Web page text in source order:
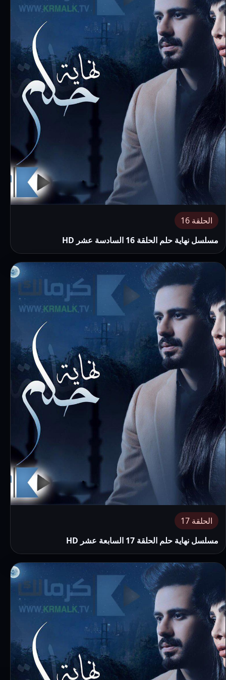
الحلقة 16
مسلسل نهاية حلم الحلقة 16 السادسة عشر HD
الحلقة 17
مسلسل نهاية حلم الحلقة 17 السابعة عشر HD